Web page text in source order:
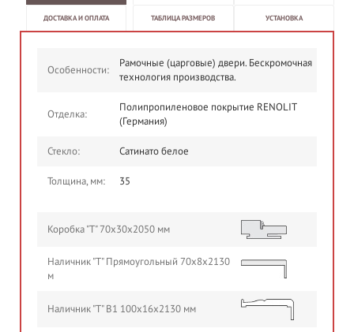
ДОСТАВКА И ОПЛАТА ТАБЛИЦА РАЗМЕРОВ УСТАНОВКА
Особенности:
Рамочные (царговые) двери. Бескромочная
технология производства.
Отделка:
Полипропиленовое покрытие RENOLIT
(Германия)
Стекло: Сатинато белое
Толщина, мм: 35
Коробка "Т" 70х30х2050 мм
Наличник "Т" Прямоугольный 70х8х2130
м
Наличник "Т" В1 100х16х2130 мм